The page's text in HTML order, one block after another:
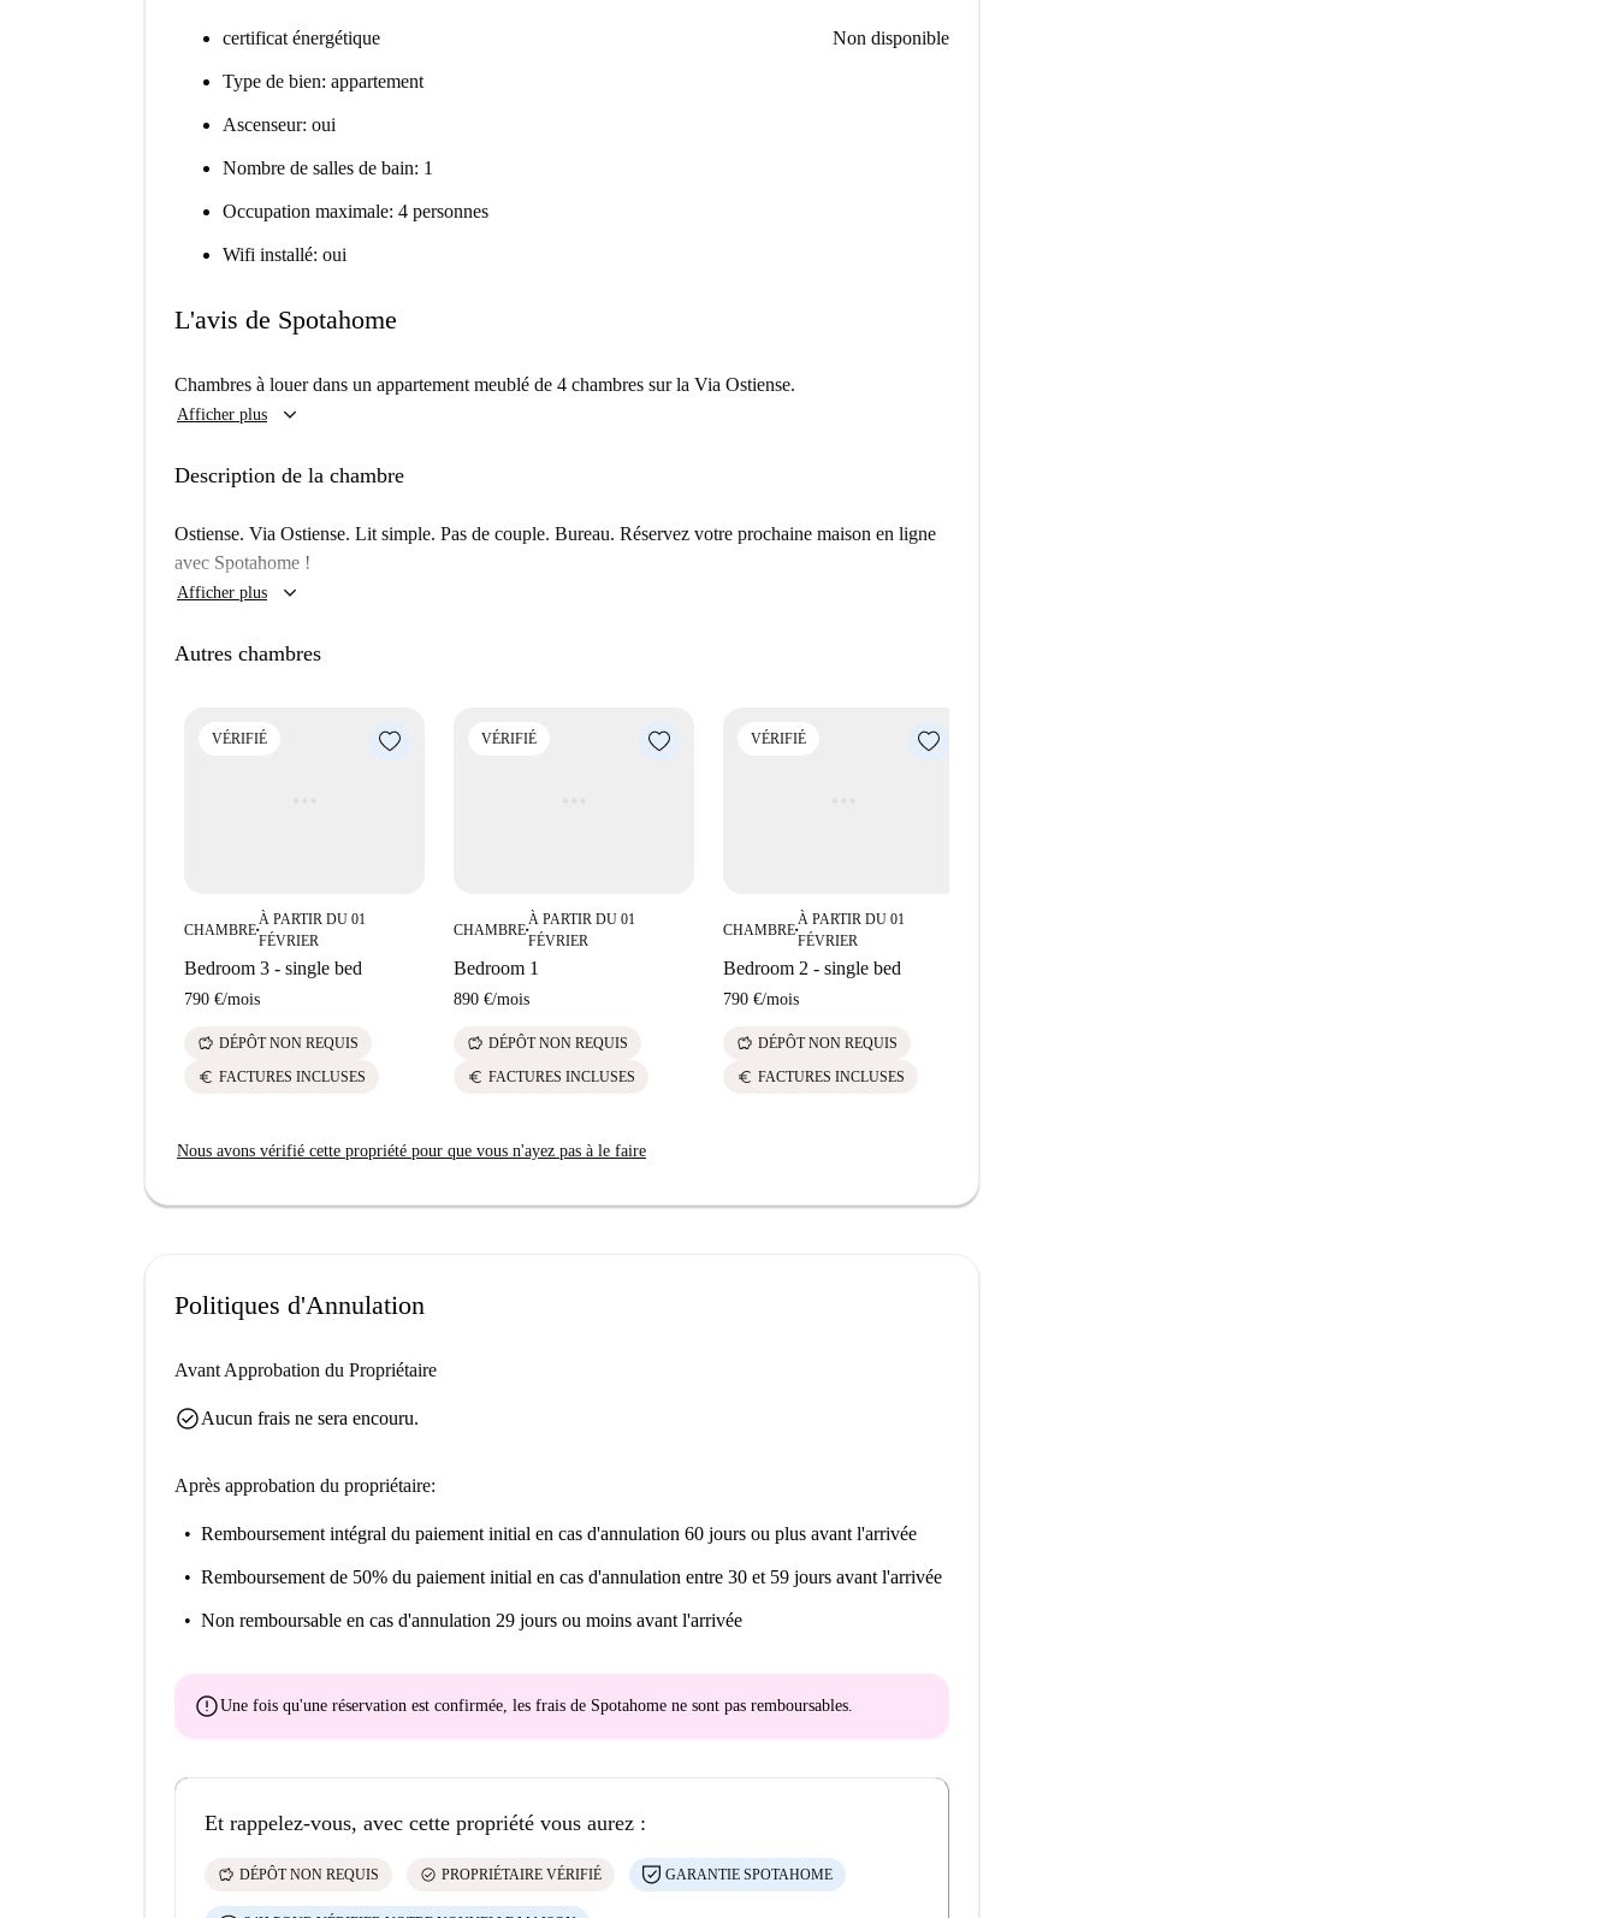
certificat énergétique Non disponible
Type de bien: appartement
Ascenseur: oui
Nombre de salles de bain: 1
Occupation maximale: 4 personnes
Wifi installé: oui
L'avis de Spotahome
Chambres à louer dans un appartement meublé de 4 chambres sur la Via Ostiense.
Afficher plus keyboard_arrow_down
Description de la chambre
Ostiense. Via Ostiense. Lit simple. Pas de couple. Bureau. Réservez votre prochaine maison en ligne
avec Spotahome !
Afficher plus keyboard_arrow_down
Autres chambres
VÉRIFIÉ
CHAMBRE■
À PARTIR DU 01
FÉVRIER
Bedroom 3 - single bed
790 €/mois
savings DÉPÔT NON REQUIS
euro FACTURES INCLUSES
VÉRIFIÉ
CHAMBRE■
À PARTIR DU 01
FÉVRIER
Bedroom 1
890 €/mois
savings DÉPÔT NON REQUIS
euro FACTURES INCLUSES
VÉRIFIÉ
CHAMBRE■
À PARTIR DU 01
FÉVRIER
Bedroom 2 - single bed
790 €/mois
savings DÉPÔT NON REQUIS
euro FACTURES INCLUSES
Nous avons vérifié cette propriété pour que vous n'ayez pas à le faire
Politiques d'Annulation
Avant Approbation du Propriétaire
check_circleAucun frais ne sera encouru.
Après approbation du propriétaire:
Remboursement intégral du paiement initial en cas d'annulation 60 jours ou plus avant l'arrivée
Remboursement de 50% du paiement initial en cas d'annulation entre 30 et 59 jours avant l'arrivée
Non remboursable en cas d'annulation 29 jours ou moins avant l'arrivée
errorUne fois qu'une réservation est confirmée, les frais de Spotahome ne sont pas remboursables
Et rappelez-vous, avec cette propriété vous aurez :
savings DÉPÔT NON REQUIS check_circle PROPRIÉTAIRE VÉRIFIÉ GARANTIE SPOTAHOME